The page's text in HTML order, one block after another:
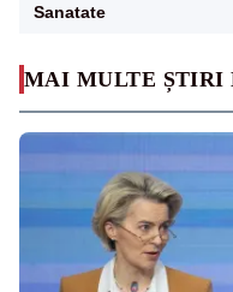
MAI MULTE ȘTIRI
Sanatate